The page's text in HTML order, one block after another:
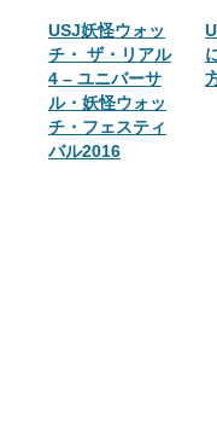
USJ妖怪ウォッ
チ・ ザ・リアル
4 – ユニバーサ
ル・妖怪ウォッ
チ・フェスティ
バル2016